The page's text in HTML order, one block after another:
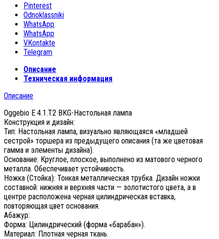
Pinterest
Odnoklassniki
WhatsApp
WhatsApp
VKontakte
Telegram
Описание
Техническая информация
Описание
Oggebio E 4.1.T2 BKG-Настольная лампа
Конструкция и дизайн:
Тип: Настольная лампа, визуально являющаяся «младшей
сестрой» торшера из предыдущего описания (та же цветовая
гамма и элементы дизайна).
Основание: Круглое, плоское, выполнено из матового черного
металла. Обеспечивает устойчивость.
Ножка (Стойка): Тонкая металлическая трубка. Дизайн ножки
составной: нижняя и верхняя части — золотистого цвета, а в
центре расположена черная цилиндрическая вставка,
повторяющая цвет основания.
Абажур:
Форма: Цилиндрический (форма «барабан»).
Материал: Плотная черная ткань.